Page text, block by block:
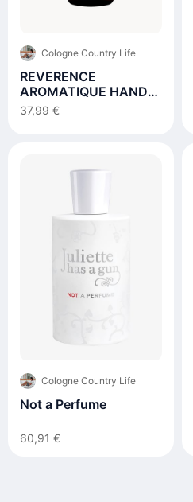
Cologne Country Life
REVERENCE
AROMATIQUE HAND
WASH
37,99 €
Cologne Country Life
Not a Perfume
60,91 €